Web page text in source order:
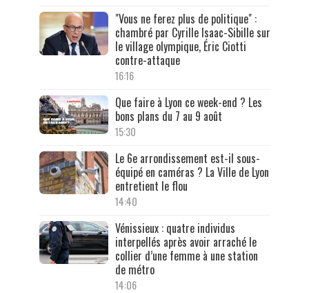
"Vous ne ferez plus de politique" :
chambré par Cyrille Isaac-Sibille sur
le village olympique, Éric Ciotti
contre-attaque
16:16
Que faire à Lyon ce week-end ? Les
bons plans du 7 au 9 août
15:30
Le 6e arrondissement est-il sous-
équipé en caméras ? La Ville de Lyon
entretient le flou
14:40
Vénissieux : quatre individus
interpellés après avoir arraché le
collier d’une femme à une station
de métro
14:06